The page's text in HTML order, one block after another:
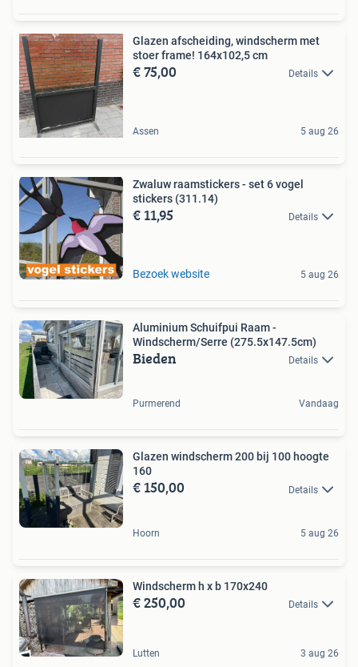
Glazen afscheiding, windscherm met
stoer frame! 164x102,5 cm
€ 75,00 Details
Assen 5 aug 26
Zwaluw raamstickers - set 6 vogel
stickers (311.14)
€ 11,95 Details
Bezoek website 5 aug 26
Aluminium Schuifpui Raam -
Windscherm/Serre (275.5x147.5cm)
Bieden Details
Purmerend Vandaag
Glazen windscherm 200 bij 100 hoogte
160
€ 150,00 Details
Hoorn 5 aug 26
Windscherm h x b 170x240
€ 250,00 Details
Lutten 3 aug 26